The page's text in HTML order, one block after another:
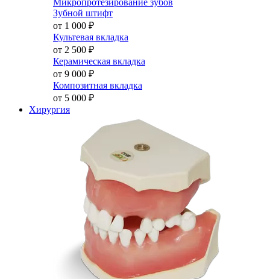
Микропротезирование зубов
Зубной штифт
от 1 000 ₽
Культевая вкладка
от 2 500 ₽
Керамическая вкладка
от 9 000 ₽
Композитная вкладка
от 5 000 ₽
Хирургия